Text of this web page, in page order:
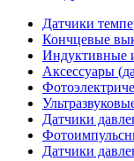
Датчики
Кончцевые
Индуктивные
Аксессуары
Датчики
Датчики